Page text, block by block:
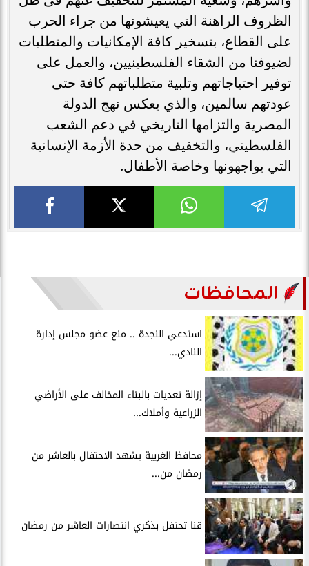
الظروف الراهنة التي يعيشونها من جراء الحرب
على القطاع، بتسخير كافة الإمكانيات والمتطلبات
لضيوفنا من الشقاء الفلسطينيين، والعمل على
توفير احتياجاتهم وتلبية متطلباتهم كافة حتى
عودتهم سالمين، والذي يعكس نهج الدولة
المصرية والتزامها التاريخي في دعم الشعب
الفلسطيني، والتخفيف من حدة الأزمة الإنسانية
التي يواجهونها وخاصة الأطفال.
المحافظات
استدعي النجدة .. منع عضو مجلس إدارة
النادي...
إزالة تعديات بالبناء المخالف على الأراضي
الزراعية وأملاك...
محافظ الغربية يشهد الاحتفال بالعاشر من
رمضان من...
قنا تحتفل بذكري انتصارات العاشر من رمضان